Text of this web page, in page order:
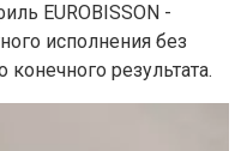
EUROBISSON -
исполнения без
результата.